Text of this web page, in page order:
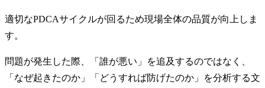
適切なPDCAサイクルが回るため現場全体の品質が向上しま
す。
問題が発生した際、「誰が悪い」を追及するのではなく、
「なぜ起きたのか」「どうすれば防げたのか」を分析する文